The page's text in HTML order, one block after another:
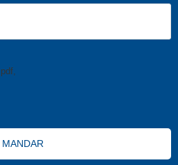
MANDAR